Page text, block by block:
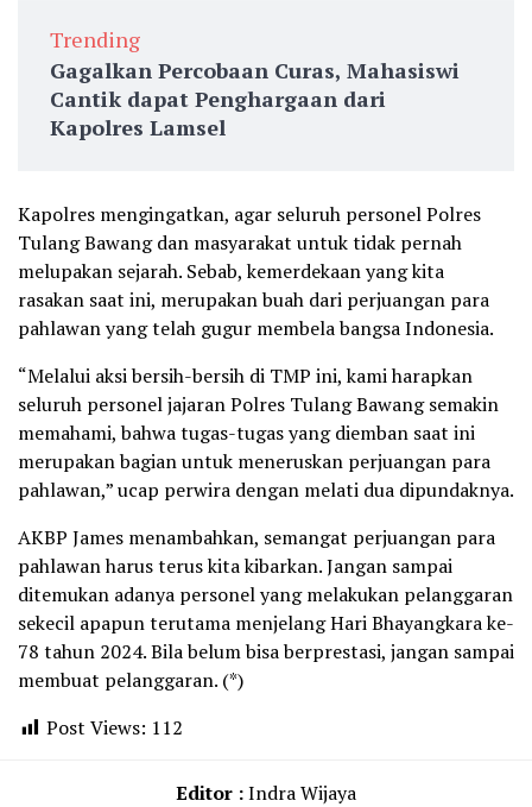
Trending
Gagalkan Percobaan Curas, Mahasiswi
Cantik dapat Penghargaan dari
Kapolres Lamsel
Kapolres mengingatkan, agar seluruh personel Polres
Tulang Bawang dan masyarakat untuk tidak pernah
melupakan sejarah. Sebab, kemerdekaan yang kita
rasakan saat ini, merupakan buah dari perjuangan para
pahlawan yang telah gugur membela bangsa Indonesia.
“Melalui aksi bersih-bersih di TMP ini, kami harapkan
seluruh personel jajaran Polres Tulang Bawang semakin
memahami, bahwa tugas-tugas yang diemban saat ini
merupakan bagian untuk meneruskan perjuangan para
pahlawan,” ucap perwira dengan melati dua dipundaknya.
AKBP James menambahkan, semangat perjuangan para
pahlawan harus terus kita kibarkan. Jangan sampai
ditemukan adanya personel yang melakukan pelanggaran
sekecil apapun terutama menjelang Hari Bhayangkara ke-
78 tahun 2024. Bila belum bisa berprestasi, jangan sampai
membuat pelanggaran. (*)
Post Views: 112
Editor :Indra Wijaya